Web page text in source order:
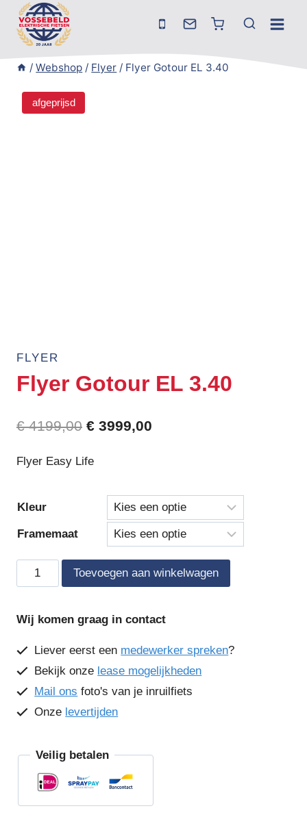
Doorgaan
naar
inhoud
/ Webshop / Flyer / Flyer Gotour EL 3.40
afgeprijsd
FLYER
Flyer Gotour EL 3.40
€4199,00 Oorspronkelijke
€ 4199,00.
€ 3999,00
€ 3999,00.
Flyer Easy Life
Kleur
Framemaat
Flyer
Gotour
3.40
Toevoegen aan winkelwagen
Wij komen graag in contact
Liever eerst een medewerker spreken?
Bekijk onze lease mogelijkheden
Mail ons foto's van je inruilfiets
Onze levertijden
Veilig betalen